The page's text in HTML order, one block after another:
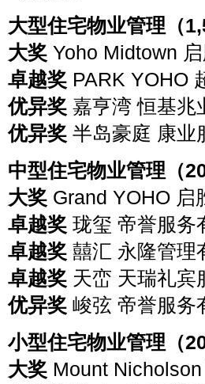
大型住宅物业管理（
大奖 Yoho Midtown
卓越奖 PARK YOHO
优异奖 嘉亨湾 恒基兆
优异奖 半岛豪庭 康业
中型住宅物业管理（
大奖 Grand YOHO 启
卓越奖 珑玺 帝誉服务
卓越奖 囍汇 永隆管理
卓越奖 天峦 天瑞礼宾
优异奖 峻弦 帝誉服务
小型住宅物业管理（
大奖 Mount